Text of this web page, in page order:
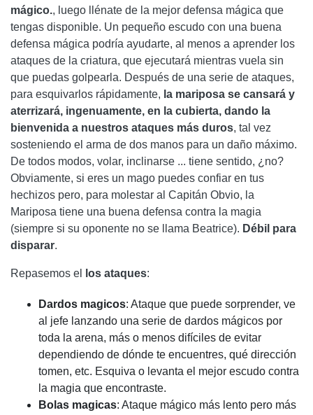
mágico., luego llénate de la mejor defensa mágica que
tengas disponible. Un pequeño escudo con una buena
defensa mágica podría ayudarte, al menos a aprender los
ataques de la criatura, que ejecutará mientras vuela sin
que puedas golpearla. Después de una serie de ataques,
para esquivarlos rápidamente, la mariposa se cansará y
aterrizará, ingenuamente, en la cubierta, dando la
bienvenida a nuestros ataques más duros, tal vez
sosteniendo el arma de dos manos para un daño máximo.
De todos modos, volar, inclinarse ... tiene sentido, ¿no?
Obviamente, si eres un mago puedes confiar en tus
hechizos pero, para molestar al Capitán Obvio, la
Mariposa tiene una buena defensa contra la magia
(siempre si su oponente no se llama Beatrice). Débil para
disparar.
Repasemos el los ataques:
Dardos magicos: Ataque que puede sorprender, ve
al jefe lanzando una serie de dardos mágicos por
toda la arena, más o menos difíciles de evitar
dependiendo de dónde te encuentres, qué dirección
tomen, etc. Esquiva o levanta el mejor escudo contra
la magia que encontraste.
Bolas magicas: Ataque mágico más lento pero más